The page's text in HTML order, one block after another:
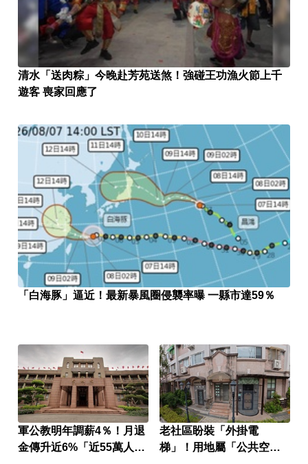
清水「送肉粽」今晚赴芳苑送煞！強碰王功漁火節上千
遊客 喪家回應了
「白海豚」逼近！最新暴風圈侵襲率曝 一縣市達59％
軍公教明年調薪4％！月退
金傳升近6%「近55萬人受
老社區盼裝「外掛電
梯」！用地屬「公共空